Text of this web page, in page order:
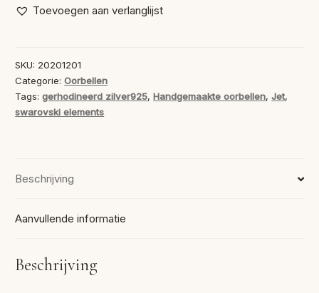
RivoliToevoegen aan verlanglijst
SKU: 20201201
Categorie:Oorbellen
Tags:gerhodineerd zilver925,Handgemaakte oorbellen,Jet,
swarovski elements
Beschrijving
Aanvullende informatie
Beschrijving